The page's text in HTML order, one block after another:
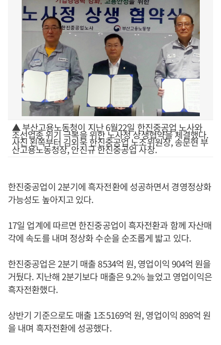
▲ 부산고용노동청이 지난 6월22일 한진중공업 노사와
조선업종 위기 극복을 위한 노사정 상생협약을 체결했다.
사진 왼쪽부터 김외욱 한진중공업 노조위원장, 송문현 부
산고용노동청장, 안진규 한진중공업 사장.
한진중공업이 2분기에 흑자전환에 성공하면서 경영정상화
가능성도 높아지고 있다.
17일 업계에 따르면 한진중공업이 흑자전환과 함께 자산매
각에 속도를 내며 정상화 수순을 순조롭게 밟고 있다.
한진중공업은 2분기 매출 8534억 원, 영업이익 904억 원을
거뒀다. 지난해 2분기보다 매출은 9.2% 늘었고 영업이익은
흑자전환했다.
상반기 기준으로도 매출 1조5169억 원, 영업이익 898억 원
을 내며 흑자전환에 성공했다.